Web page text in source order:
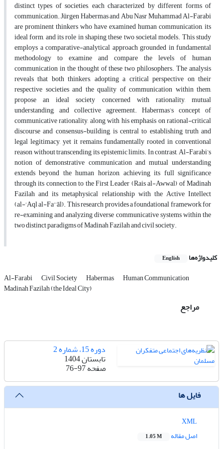
distinct types of societies, each characterized by different forms of
communication. Jürgen Habermas and Abu Nasr Muhammad Al-Farabi
are prominent thinkers who have examined human communication, its
ideal form, and its role in shaping these two societal models. This study
employs a comparative-analytical approach grounded in fundamental
methodology to examine and compare the levels of human
communication in the thought of these two philosophers. The analysis
reveals that both thinkers, adopting a critical perspective on their
respective societies and the quality of communication within them,
propose an ideal society concerned with rationality, mutual
understanding, and collective agreement. Habermas’s concept of
communicative rationality, along with his emphasis on rational-critical
discourse and consensus-building, is central to establishing truth and
legal legitimacy, yet it remains fundamentally rooted in conventional
reason without transcending its epistemic limits. In contrast, Al-Farabi’s
notion of demonstrative communication and mutual understanding
extends beyond the human horizon, achieving its full significance
through its connection to the First Leader (Rais al-Awwal) of Madinah
Fazilah and its metaphysical relationship with the Active Intellect
(al-‘Aql al-Fa‘‘āl). This research provides a foundational framework for
re-examining and analyzing diverse communicative systems within the
two distinct paradigms of Madinah Fazilah and civil society.
کلیدواژه‌ها English
Al-Farabi Civil Society Habermas Human Communication
Madinah Fazilah (the Ideal City)
مراجع
دوره 15، شماره 2
تابستان 1404
صفحه76-97
فایل ها
اصل مقاله
1.05 M